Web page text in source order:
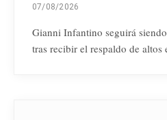
07/08/2026
Gianni Infantino seguirá
tras recibir el respaldo de